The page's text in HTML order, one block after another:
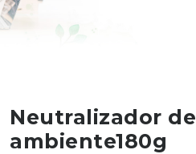
Neutralizador de
ambiente180g